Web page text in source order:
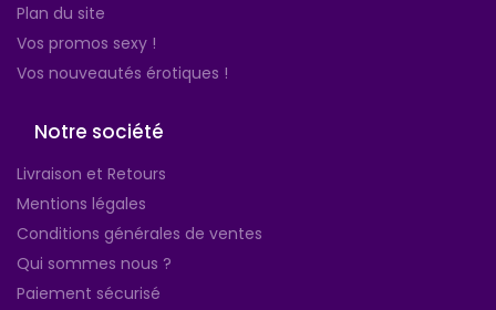
Plan du site
Vos promos sexy !
Vos nouveautés érotiques !
Notre société
Livraison et Retours
Mentions légales
Conditions générales de ventes
Qui sommes nous ?
Paiement sécurisé